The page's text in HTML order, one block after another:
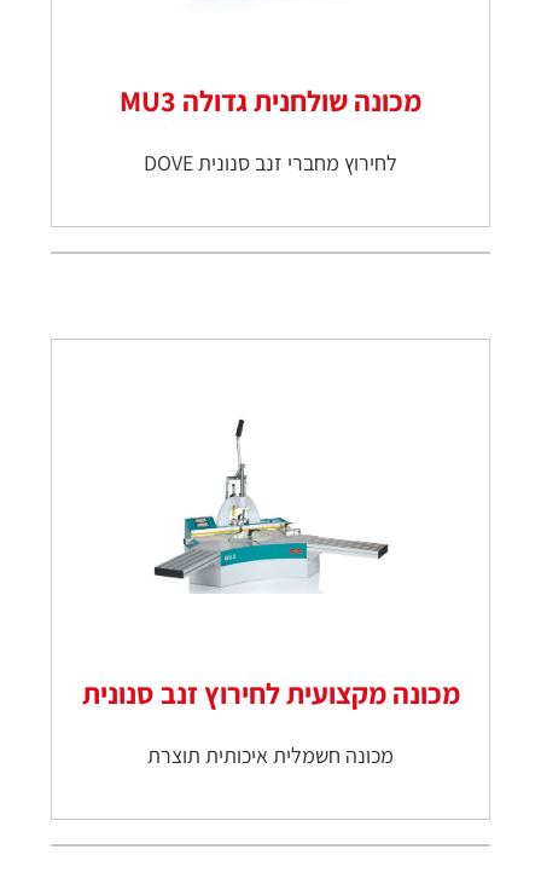
מכונה שולחנית גדולה MU3
לחירוץ מחברי זנב סנונית DOVE
מכונה מקצועית לחירוץ זנב סנונית
מכונה חשמלית איכותית תוצרת